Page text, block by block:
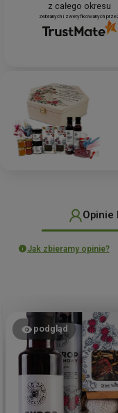
z całego okresu
zebranych i zweryfikowanych
Opinie
Jak zbieramy opinie?
podgląd